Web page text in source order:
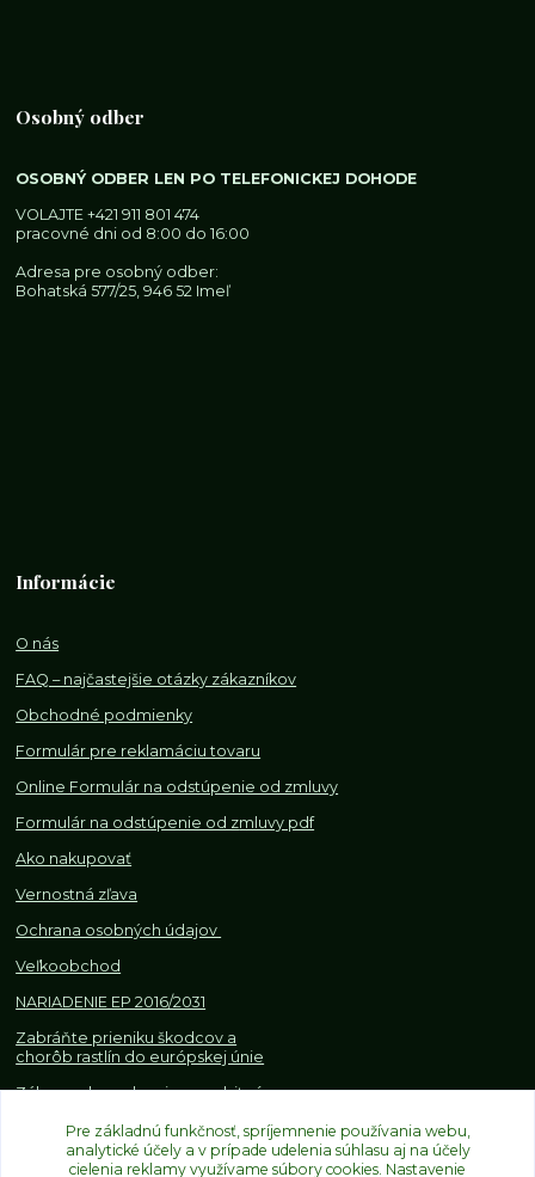
Osobný odber
OSOBNÝ ODBER LEN PO TELEFONICKEJ DOHODE
VOLAJTE+421 911 801 474
pracovné dni od 8:00 do 16:00
Adresa pre osobný odber:
Bohatská 577/25, 946 52 Imeľ
Informácie
O nás
FAQ – najčastejšie otázky zákazníkov
Obchodné podmienky
Formulár pre reklamáciu tovaru
Online Formulár na odstúpenie od zmluvy
Formulár na odstúpenie od zmluvy pdf
Ako nakupovať
Vernostná zľava
Ochrana osobných údajov
Veľkoobchod
NARIADENIE EP 2016/2031
Zabráňte prieniku škodcov a
chorôb rastlín do európskej únie
Zákazy, obmedzenia a osobitné
obchodovaní s rastlinami
Pre základnú funkčnosť, spríjemnenie používania webu,
analytické účely a v prípade udelenia súhlasu aj na účely
cielenia reklamy využívame súbory cookies. Nastavenie